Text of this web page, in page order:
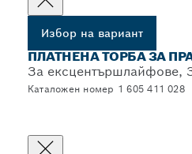
Избор на вариант
ПЛАТНЕНА ТОРБА ЗА
За ексцентършлайфове,
Каталожен номер 1 605 411 028